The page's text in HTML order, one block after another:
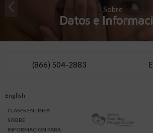
Sobre
Datos e
(866) 504-2883
English
CLASES EN LÍNEA
SOBRE
INFORMACIÓN PARA